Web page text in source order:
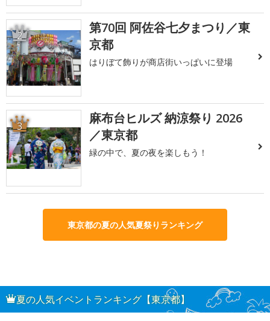
2
第70回 阿佐谷七夕まつり／東
京都
はりぼて飾りが商店街いっぱいに登場
3
麻布台ヒルズ 納涼祭り 2026
／東京都
緑の中で、夏の夜を楽しもう！
東京都の夏の人気夏祭りランキング
夏の人気イベントランキング【東京都】